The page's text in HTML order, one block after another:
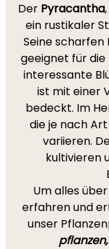
Der Pyracantha
ein rustikaler
Seine
geeignet für die
interessante
ist mit einer
bedeckt. Im
die je nach
variieren.
kultivieren
Um alles
erfahren und
unser